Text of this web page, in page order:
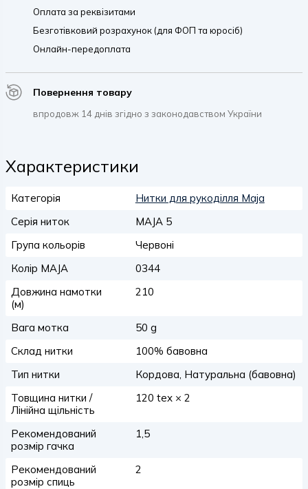
Оплата за реквізитами
Безготівковий розрахунок (для ФОП та юросіб)
Онлайн-передоплата
Повернення товару
впродовж 14 днів згідно з законодавством України
Характеристики
Категорія
Нитки для рукоділля Maja
Серія ниток
MAJA 5
Група кольорів
Червоні
Колір MAJA
0344
Довжина намотки
(м)
210
Вага мотка
50 g
Склад нитки
100% бавовна
Тип нитки
Кордова, Натуральна (бавовна)
Товщина нитки /
Лінійна щільність
120 tex × 2
Рекомендований
розмір гачка
1,5
Рекомендований
розмір спиць
2